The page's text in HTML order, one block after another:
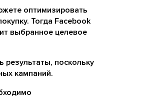
оптимизировать
Тогда Facebook
выбранное целевое
результаты, поскольку
кампаний.